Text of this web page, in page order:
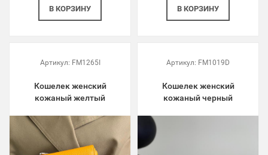
В КОРЗИНУ В КОРЗИНУ
Артикул: FM1265I
Кошелек женский
кожаный желтый
Артикул: FM1019D
Кошелек женский
кожаный черный